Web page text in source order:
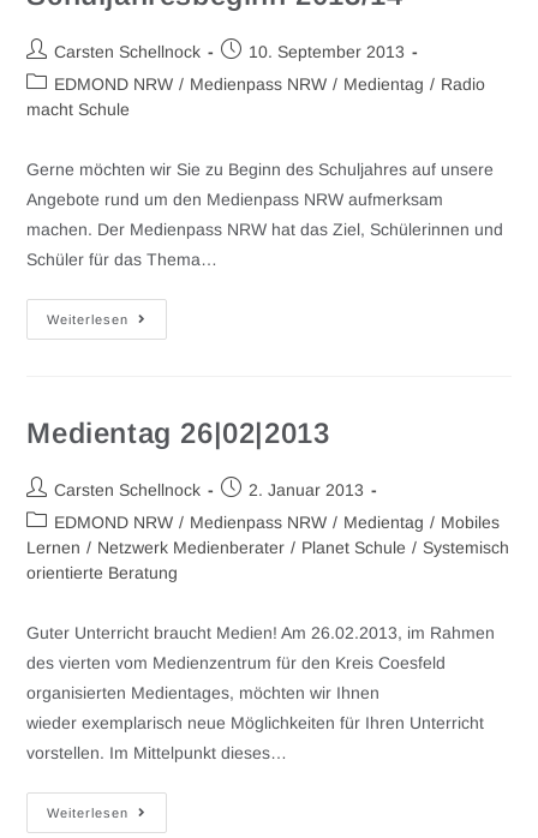
Carsten Schellnock
10. September 2013
EDMOND NRW / Medienpass NRW / Medientag / Radio
macht Schule
Gerne möchten wir Sie zu Beginn des Schuljahres auf unsere
Angebote rund um den Medienpass NRW aufmerksam
machen. Der Medienpass NRW hat das Ziel, Schülerinnen und
Schüler für das Thema…
Weiterlesen
Medientag 26|02|2013
Carsten Schellnock
2. Januar 2013
EDMOND NRW / Medienpass NRW / Medientag / Mobiles
Lernen / Netzwerk Medienberater / Planet Schule / Systemisch
orientierte Beratung
Guter Unterricht braucht Medien! Am 26.02.2013, im Rahmen
des vierten vom Medienzentrum für den Kreis Coesfeld
organisierten Medientages, möchten wir Ihnen
wieder exemplarisch neue Möglichkeiten für Ihren Unterricht
vorstellen. Im Mittelpunkt dieses…
Weiterlesen